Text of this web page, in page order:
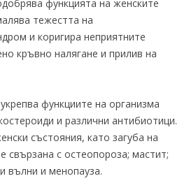
функцията на женските
тежестта на
и коригира неприятните
кръвно налягане и прилив на
функциите на организма
и различни антибиотици.
състояния, като загуба на
свързана с остеопороза; мастит;
вълни и менопауза.